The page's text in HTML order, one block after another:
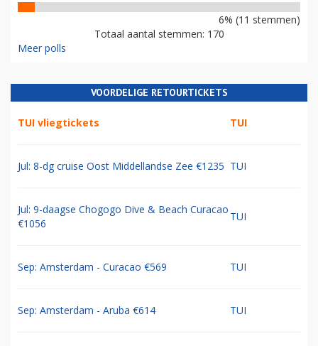
6% (11 stemmen)
Totaal aantal stemmen: 170
Meer polls
VOORDELIGE RETOURTICKETS
TUI vliegtickets TUI
Jul: 8-dg cruise Oost Middellandse Zee €1235 TUI
Jul: 9-daagse Chogogo Dive & Beach Curacao
€1056
TUI
Sep: Amsterdam - Curacao €569 TUI
Sep: Amsterdam - Aruba €614 TUI